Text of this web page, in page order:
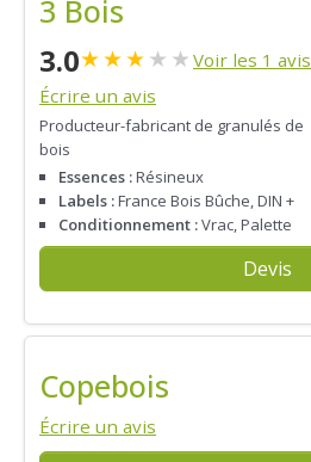
3 Bois
3.0★★★★ ★ Voir les 1 avis
Écrire un avis
Producteur-fabricant de granulés de
bois
Essences :Résineux
Labels :France Bois Bûche, DIN +
Conditionnement :Vrac, Palette
Devis
Copebois
Écrire un avis